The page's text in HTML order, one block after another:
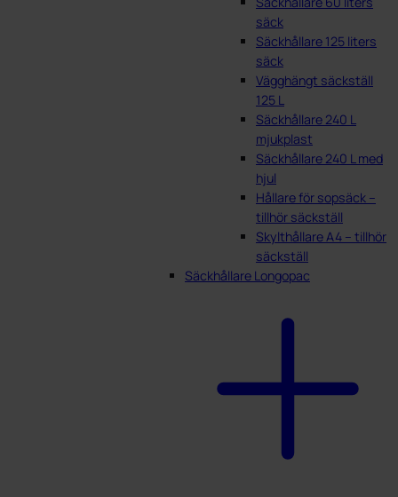
säck
Säckhållare 125 liters
säck
Vägghängt säckställ
125 L
Säckhållare 240 L
mjukplast
Säckhållare 240 L med
hjul
Hållare för sopsäck –
tillhör säckställ
Skylthållare A4 – tillhör
säckställ
Säckhållare Longopac